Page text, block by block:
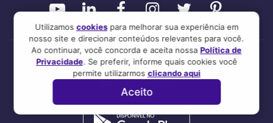
Utilizamos cookiespara melhorar sua experiência em
nosso site e direcionar conteúdos relevantes para você.
Ao continuar, você concorda e aceita nossaPolítica de
Privacidade. Se preferir, informe quais cookies você
permite utilizarmos clicando aqui
Aceito